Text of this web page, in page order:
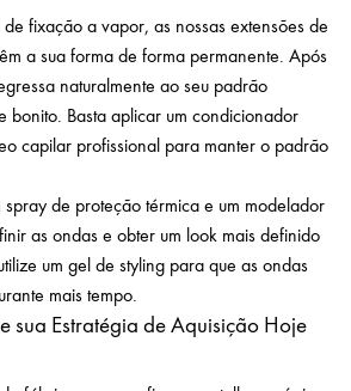
fixação a vapor, as nossas extensões de
a sua forma de forma permanente. Após
naturalmente ao seu padrão
bonito. Basta aplicar um condicionador
capilar profissional para manter o padrão
spray de proteção térmica e um modelador
as ondas e obter um look mais definido
um gel de styling para que as ondas
mais tempo.
sua Estratégia de Aquisição Hoje